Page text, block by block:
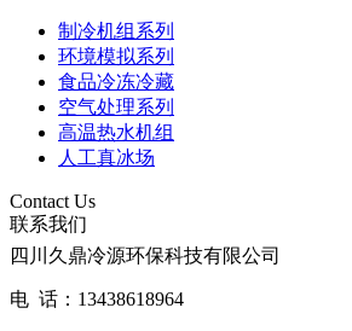
制冷机组系列
环境模拟系列
食品冷冻冷藏
空气处理系列
高温热水机组
人工真冰场
Contact Us
联系我们
四川久鼎冷源环保科技有限公司
电 话：13438618964